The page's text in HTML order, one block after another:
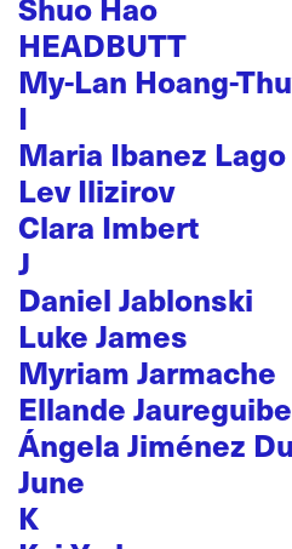
HEADBUTT
My-Lan Hoang-
I
Maria Ibanez Lago
Lev Ilizirov
Clara Imbert
J
Daniel Jablonski
Luke James
Myriam Jarmache
Ellande
Ángela Jiménez
June
K